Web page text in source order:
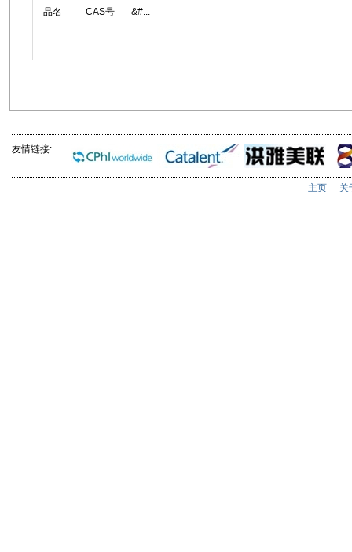
品名 CAS号 &#...
友情链接:
主页 - 关